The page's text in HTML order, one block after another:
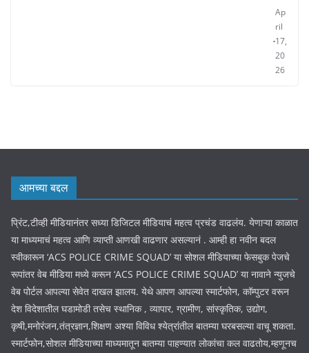
Ap
ril
17,
20
26
आमच्या बद्दल
प्रिंट,टीव्ही मीडियानंतर सध्या डिजिटल मीडियाचं महत्व प्रचंड वाढलंय. येणाऱ्या काळात
या माध्यमाचं महत्व आणि व्याप्ती आणखी वाढणार असल्यानं . आम्ही हा नवीन बदल
स्वीकारून ‘ACS POLICE CRIME SQUAD’ या सोशल मीडियाच्या फेसबुक पेजचे
रूपांतर वेब मीडिया मध्ये करून ‘ACS POLICE CRIME SQUAD’ या नावाने न्युजचे
वेब पोर्टल आपल्या सेवेत दाखल झालय. येथे आपण आपल्या स्मार्टफोन, कॉम्पुटर वरून
देश विदेशातील घडामोडी तसेच स्थानिक , व्यापार, ग्रामीण, सांस्कृतिक, उद्योग,
कृषी,मनोरंजन,तंत्रज्ञान,शिक्षण अश्या विविध श्येत्रांतील बातम्या घरबसल्या वाचू शकता.
स्मार्टफोन,सोशल मीडियाच्या माध्यमातून बातम्या पाहण्यात लोकांचा कल वाढतोय,म्हणूनच